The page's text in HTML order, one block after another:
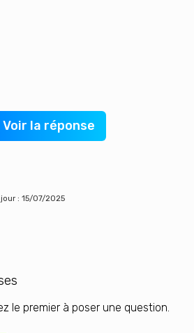
Voir la réponse
: 15/07/2025
le premier à poser une question.